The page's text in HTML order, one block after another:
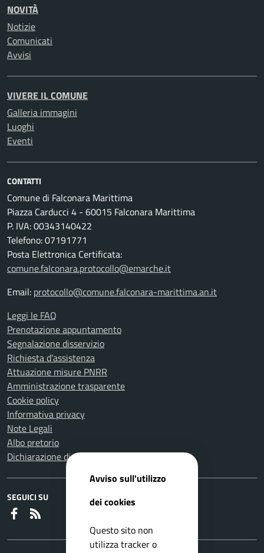
NOVITÀ
Notizie
Comunicati
Avvisi
VIVERE IL COMUNE
Galleria immagini
Luoghi
Eventi
CONTATTI
Comune di Falconara Marittima
Piazza Carducci 4 - 60015 Falconara Marittima
P. IVA: 00343140422
Telefono: 07191771
Posta Elettronica Certificata:
comune.falconara.protocollo@emarche.it
Email: protocollo@comune.falconara-marittima.an.it
Leggi le FAQ
Prenotazione appuntamento
Segnalazione disservizio
Richiesta d'assistenza
Attuazione misure PNRR
Amministrazione trasparente
Cookie policy
Informativa privacy
Note Legali
Albo pretorio
Dichiarazione di accessibilità
SEGUICI SU
Faceboook
Avviso sull'utilizzo
dei cookies
Questo sito non
utilizza tracker o